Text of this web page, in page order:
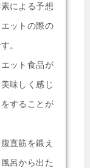
による予想
ットの際の
。
ット食品が
味しく感じ
することが
直筋を鍛え
呂から出た